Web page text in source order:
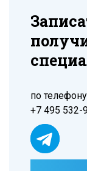
по телефону
+7 495 532-